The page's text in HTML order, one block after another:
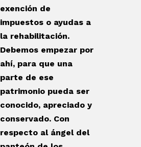
exención de
impuestos o ayudas a
la rehabilitación.
Debemos empezar por
ahí, para que una
parte de ese
patrimonio pueda ser
conocido, apreciado y
conservado. Con
respecto al ángel del